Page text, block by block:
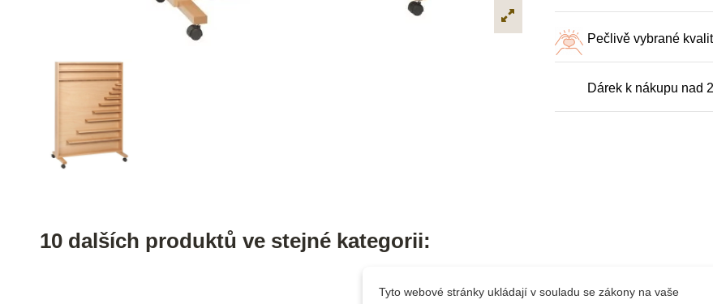
Pečlivě vybrané
Dárek k nákupu nad
10 dalších produktů ve stejné kategorii:
Tyto webové stránky ukládají v souladu se zákony na vaše